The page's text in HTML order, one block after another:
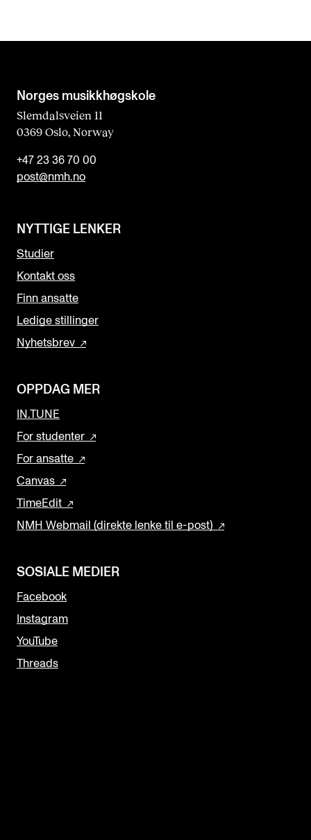
Norges musikk­høgskole
Slemdalsveien 11
0369 Oslo, Norway
+47 23 36 70 00
post@nmh.no
NYTTIGE LENKER
Studier
Kontakt oss
Finn ansatte
Ledige stillinger
Nyhetsbrev
OPPDAG MER
IN.TUNE
For studenter
For ansatte
Canvas
TimeEdit
NMH Webmail (direkte lenke til e-post)
SOSIALE MEDIER
Facebook
Instagram
YouTube
Threads